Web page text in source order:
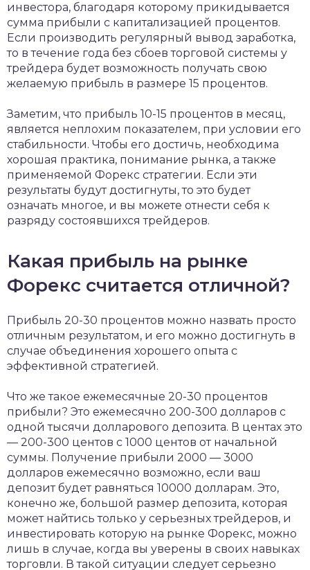
инвестора, благодаря которому прикидывается
сумма прибыли с капитализацией процентов.
Если производить регулярный вывод заработка,
то в течение года без сбоев торговой системы у
трейдера будет возможность получать свою
желаемую прибыль в размере 15 процентов.
Заметим, что прибыль 10-15 процентов в месяц,
является неплохим показателем, при условии его
стабильности. Чтобы его достичь, необходима
хорошая практика, понимание рынка, а также
применяемой Форекс стратегии. Если эти
результаты будут достигнуты, то это будет
означать многое, и вы можете отнести себя к
разряду состоявшихся трейдеров.
Какая прибыль на рынке
Форекс считается отличной?
Прибыль 20-30 процентов можно назвать просто
отличным результатом, и его можно достигнуть в
случае объединения хорошего опыта с
эффективной стратегией.
Что же такое ежемесячные 20-30 процентов
прибыли? Это ежемесячно 200-300 долларов с
одной тысячи долларового депозита. В центах это
— 200-300 центов с 1000 центов от начальной
суммы. Получение прибыли 2000 — 3000
долларов ежемесячно возможно, если ваш
депозит будет равняться 10000 долларам. Это,
конечно же, большой размер депозита, которая
может найтись только у серьезных трейдеров, и
инвестировать которую на рынке Форекс, можно
лишь в случае, когда вы уверены в своих навыках
торговли. В такой ситуации следует серьезно